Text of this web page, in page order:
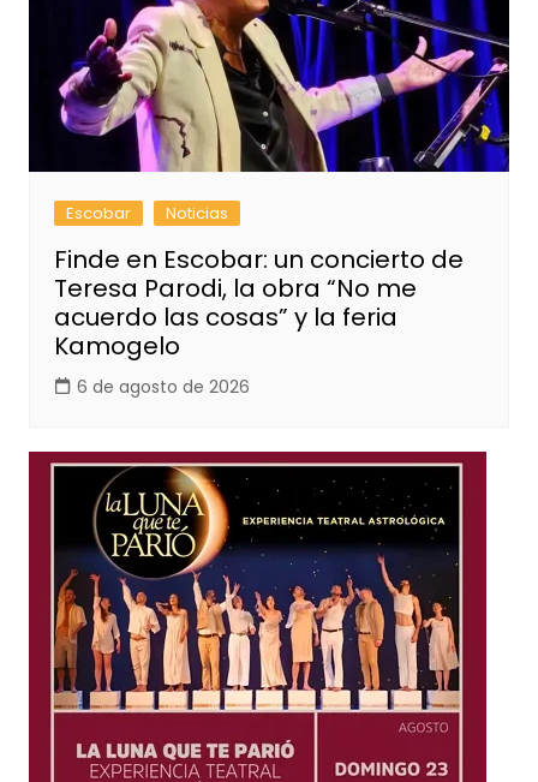
Escobar Noticias
Finde en Escobar: un concierto de
Teresa Parodi, la obra “No me
acuerdo las cosas” y la feria
Kamogelo
6 de agosto de 2026